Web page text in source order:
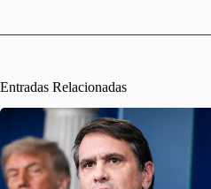
Entradas Relacionadas